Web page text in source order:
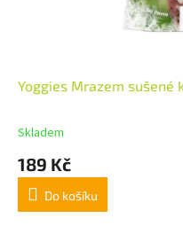
Yoggies Mrazem sušené
Skladem
189 Kč
Do košíku